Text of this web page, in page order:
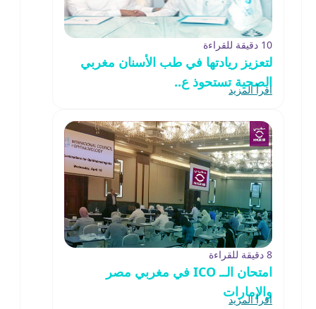
10 دقيقة للقراءة
لتعزيز ريادتها في طب الأسنان مغربي
الصحية تستحوذ ع..
اقرأ المزيد
8 دقيقة للقراءة
امتحان الــ ICO في مغربي مصر
والإمارات
اقرأ المزيد